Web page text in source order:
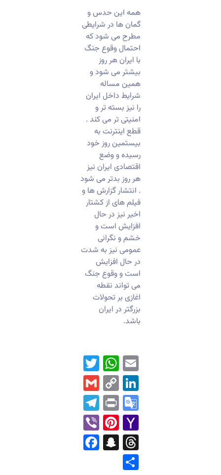
همه این حدس و
گمان ها در شرایطی
مطرح می شود که
احتمال وقوع جنگ
با ایران هر روز
بیشتر می شود و
همین مساله
شرایط داخل ایران
را نیز بسته تر و
امنیتی تر می کند .
قطع اینترنت به
بیستمین روز خود
رسیده و وضع
اقتصادی ایران نیز
هر روز بدتر می شود
. انتشار گزارش ها و
فیلم های از کشتار
اخیر نیز در حال
افزایش است و
خشم و نگرانی
عمومی نیز به شدت
در حال افزایش
است و وقوع جنگ
می تواند نقطه
اغازی بر تحولات
بزرگتر در ایران
باشد.
Email
WhatsApp
Twitter
LinkedIn
Copy
Link
Gmail
Google
Translate
Print
Telegram
Yahoo
Mail
Pinterest
Viber
Threads
Snapchat
Facebook
Share